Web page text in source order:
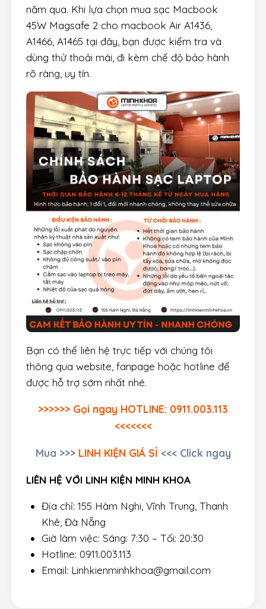
năm qua. Khi lựa chọn mua sạc Macbook
45W Magsafe 2 cho macbook Air A1436,
A1466, A1465 tại đây, bạn được kiểm tra và
dùng thử thoải mái, đi kèm chế độ bảo hành
rõ ràng, uy tín.
Bạn có thể liên hệ trực tiếp với chúng tôi
thông qua website, fanpage hoặc hotline để
được hỗ trợ sớm nhất nhé.
>>>>>> Gọi ngay HOTLINE: 0911.003.113
<<<<<<<
Mua >>> LINH KIỆN GIÁ SỈ <<< Click ngay
LIÊN HỆ VỚI LINH KIỆN MINH KHOA
Địa chỉ: 155 Hàm Nghi, Vĩnh Trung, Thanh
Khê, Đà Nẵng
Giờ làm việc: Sáng: 7:30 – Tối: 20:30
Hotline: 0911.003.113
Email: Linhkienminhkhoa@gmail.com